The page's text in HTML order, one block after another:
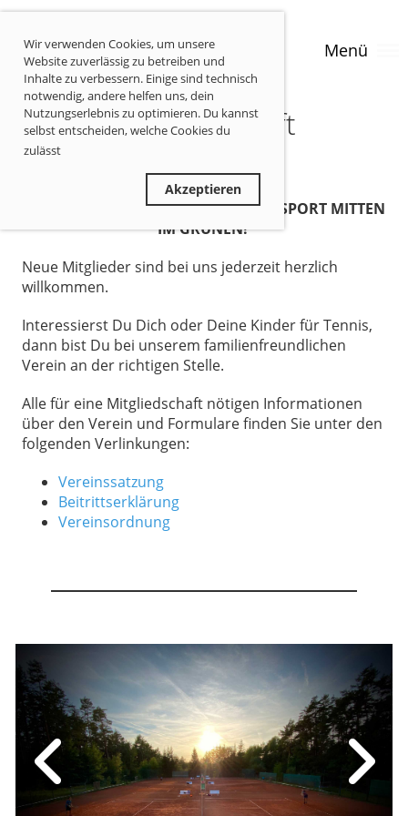
Wir verwenden Cookies, um unsere
Website zuverlässig zu betreiben und
Inhalte zu verbessern. Einige sind technisch
notwendig, andere helfen uns, dein
Nutzungserlebnis zu optimieren. Du kannst
selbst entscheiden, welche Cookies du
zulässt
Akzeptieren
Menü
Mitgliedschaft
TENNIS FÜR DIE GESAMTE FAMILIE - SPORT MITTEN
IM GRÜNEN!
Neue Mitglieder sind bei uns jederzeit herzlich
willkommen.
Interessierst Du Dich oder Deine Kinder für Tennis,
dann bist Du bei unserem familienfreundlichen
Verein an der richtigen Stelle.
Alle für eine Mitgliedschaft nötigen Informationen
über den Verein und Formulare finden Sie unter den
folgenden Verlinkungen:
Vereinssatzung
Beitrittserklärung
Vereinsordnung